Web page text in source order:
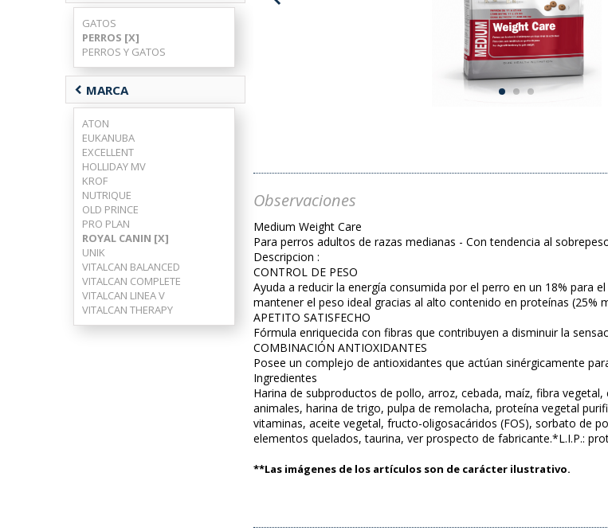
GATOS
PERROS [X]
PERROS Y GATOS
chevron_left MARCA
ATON
EUKANUBA
EXCELLENT
HOLLIDAY MV
KROF
NUTRIQUE
OLD PRINCE
PRO PLAN
ROYAL CANIN [X]
UNIK
VITALCAN BALANCED
VITALCAN COMPLETE
VITALCAN LINEA V
VITALCAN THERAPY
Observaciones
Medium Weight Care
Para perros adultos de razas medianas - Con tendencia al
Descripcion :
CONTROL DE PESO
Ayuda a reducir la energía consumida por el perro en un 18% para
mantener el peso ideal gracias al alto contenido en proteínas (25%
APETITO SATISFECHO
Fórmula enriquecida con fibras que contribuyen a disminuir la
COMBINACIÓN ANTIOXIDANTES
Posee un complejo de antioxidantes que actúan sinérgicamente
Ingredientes
Harina de subproductos de pollo, arroz, cebada, maíz, fibra
animales, harina de trigo, pulpa de remolacha, proteína vegetal
vitaminas, aceite vegetal, fructo-oligosacáridos (FOS), sorbato de
elementos quelados, taurina, ver prospecto de fabricante.*L.I.P.:
**Las imágenes de los artículos son de carácter ilustrativo.